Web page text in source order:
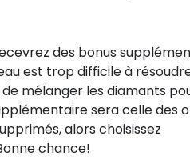
des bonus
est trop difficile à
mélanger les diamants
sera celle des
alors choisissez
chance!